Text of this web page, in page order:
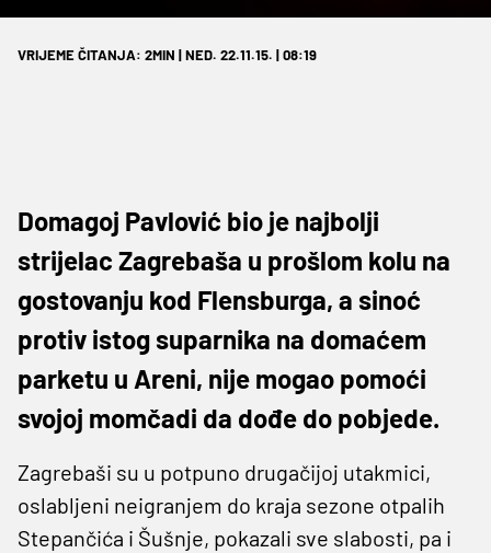
VRIJEME ČITANJA: 2MIN | NED. 22.11.15. | 08:19
Domagoj Pavlović bio je najbolji
strijelac Zagrebaša u prošlom kolu na
gostovanju kod Flensburga, a sinoć
protiv istog suparnika na domaćem
parketu u Areni, nije mogao pomoći
svojoj momčadi da dođe do pobjede.
Zagrebaši su u potpuno drugačijoj utakmici,
oslabljeni neigranjem do kraja sezone otpalih
Stepančića i Šušnje, pokazali sve slabosti, pa i